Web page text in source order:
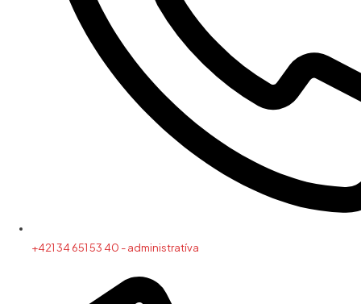
+421 34 651 53 40 - administratíva